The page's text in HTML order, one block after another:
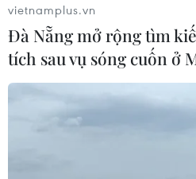
vietnamplus.vn
Đà Nẵng mở rộng tìm
tích sau vụ sóng cuốn ở